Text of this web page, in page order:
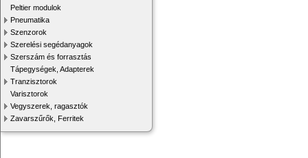
Peltier modulok
Pneumatika
Szenzorok
Szerelési segédanyagok
Szerszám és forrasztás
Tápegységek, Adapterek
Tranzisztorok
Varisztorok
Vegyszerek, ragasztók
Zavarszűrők, Ferritek